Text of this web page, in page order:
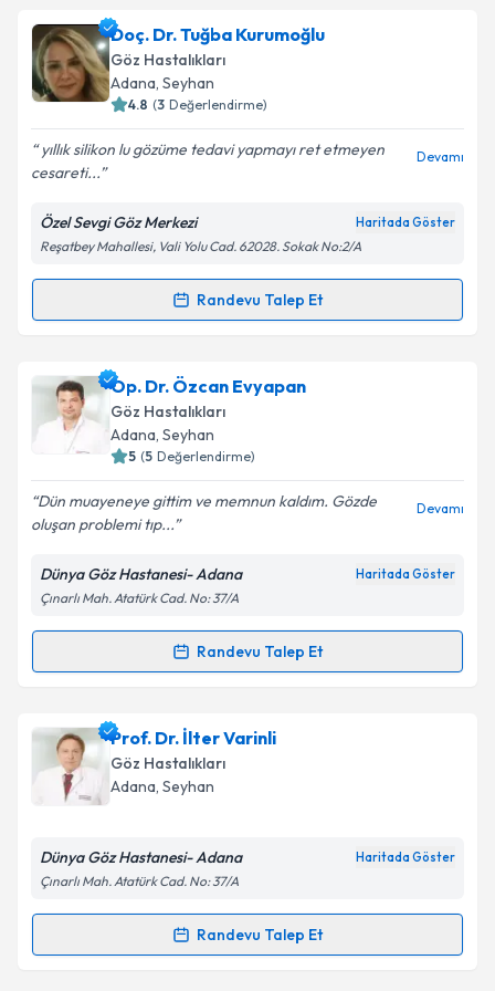
Takvim Talebini Gönder
Op. Dr. Mehmet Çubukiçin randevu takvimi talebi
oluşturun. Size bu uzmandan randevu almanız için bir
takvim hazırlandığında e-posta ile bilgilendireceğiz.
Kişisel verilerimin işlenmesine ilişkin
Aydınlatma
Metni'ni okudum ve kişisel verilerimin belirtilen
kapsamda işlenmesini kabul ediyorum.
Doç. Dr. Tuğba Kurumoğlu
Göz Hastalıkları
Adana, Seyhan
4.8 (3 Değerlendirme)
yıllık silikon lu gözüme tedavi yapmayı ret etmeyen
cesareti...
Devamı
Özel Sevgi Göz Merkezi Haritada Göster
Reşatbey Mahallesi, Vali Yolu Cad. 62028. Sokak No:2/A
Randevu Talep Et
Randevu Takvimi Talebi
Doç. Dr. Tuğba Kurumoğluiçin randevu takvimi
talebi oluşturun. Size bu uzmandan randevu almanız
için bir takvim hazırlandığında e-posta ile
bilgilendireceğiz.
E-posta Adresiniz
Kişisel verilerimin işlenmesine ilişkin
Metni'ni okudum ve kişisel verilerimin belirtilen
kapsamda işlenmesini kabul ediyorum.
Op. Dr. Özcan Evyapan
Göz Hastalıkları
Adana, Seyhan
5 (5 Değerlendirme)
Dün muayeneye gittim ve memnun kaldım. Gözde
oluşan problemi tıp...
Devamı
Dünya Göz Hastanesi- Adana Haritada Göster
Çınarlı Mah. Atatürk Cad. No: 37/A
Randevu Talep Et
Randevu Takvimi Talebi
Op. Dr. Özcan Evyapaniçin randevu takvimi talebi
oluşturun. Size bu uzmandan randevu almanız için bir
takvim hazırlandığında e-posta ile bilgilendireceğiz.
Kişisel verilerimin işlenmesine ilişkin
Metni'ni okudum ve kişisel verilerimin belirtilen
Prof. Dr. İlter Varinli
Göz Hastalıkları
Adana, Seyhan
Dünya Göz Hastanesi- Adana Haritada Göster
Çınarlı Mah. Atatürk Cad. No: 37/A
Randevu Talep Et
Randevu Takvimi Talebi